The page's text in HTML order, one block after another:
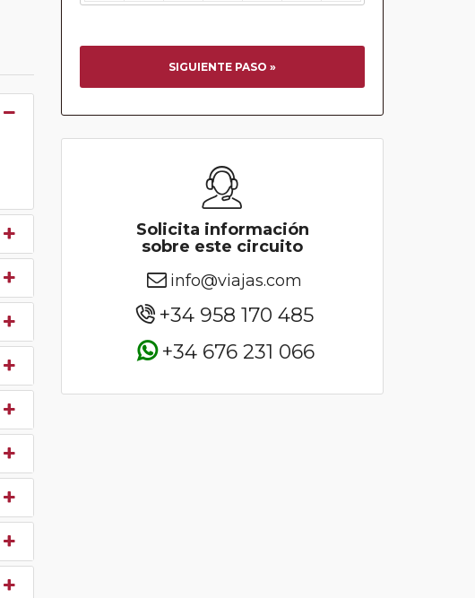
SIGUIENTE PASO »
Solicita información
sobre este circuito
info@viajas.com
+34 958 170 485
+34 676 231 066